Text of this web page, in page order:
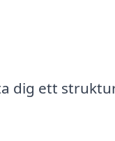
dig ett